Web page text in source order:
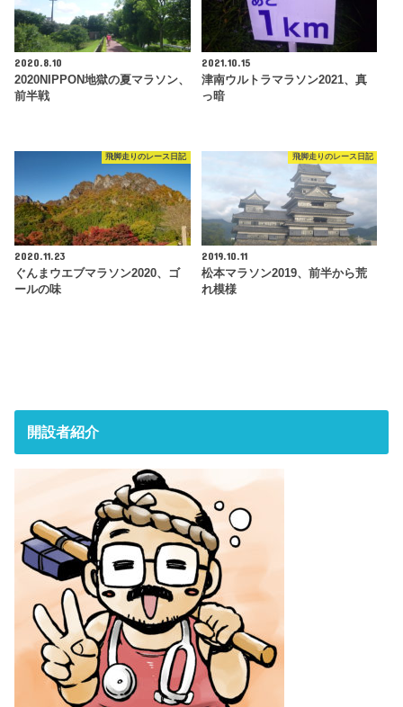
2020.8.10
2020NIPPON地獄の夏マラソン、
前半戦
2021.10.15
津南ウルトラマラソン2021、真
っ暗
飛脚走りのレース日記
2020.11.23
ぐんまウエブマラソン2020、ゴ
ールの味
飛脚走りのレース日記
2019.10.11
松本マラソン2019、前半から荒
れ模様
開設者紹介